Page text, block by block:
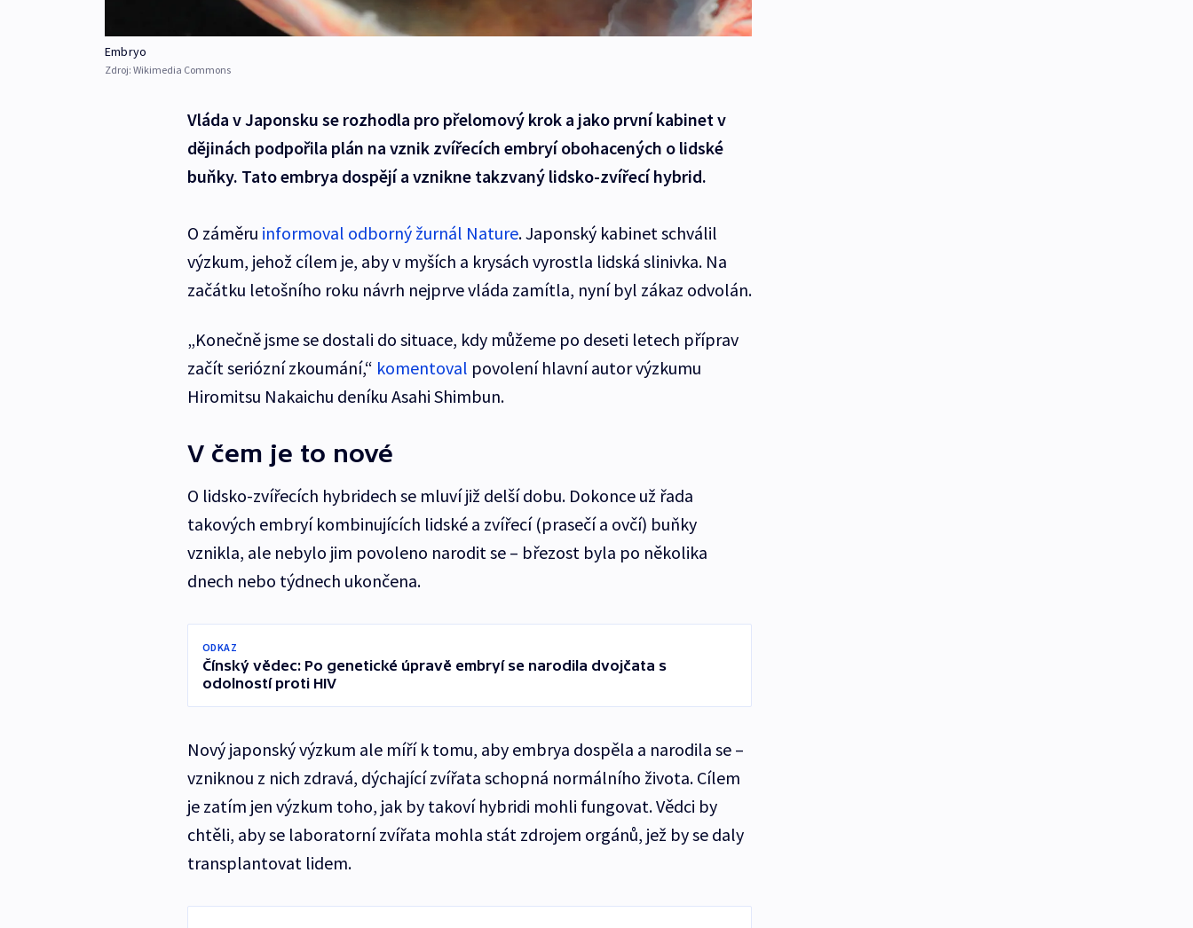
Embryo
Zdroj: Wikimedia Commons
Vláda v Japonsku se rozhodla pro přelomový krok a jako první kabinet v
dějinách podpořila plán na vznik zvířecích embryí obohacených o lidské
buňky. Tato embrya dospějí a vznikne takzvaný lidsko-zvířecí hybrid.
O záměru informoval odborný žurnál Nature. Japonský kabinet schválil
výzkum, jehož cílem je, aby v myších a krysách vyrostla lidská slinivka. Na
začátku letošního roku návrh nejprve vláda zamítla, nyní byl zákaz odvolán.
„Konečně jsme se dostali do situace, kdy můžeme po deseti letech příprav
začít seriózní zkoumání,“ komentoval povolení hlavní autor výzkumu
Hiromitsu Nakaichu deníku Asahi Shimbun.
V čem je to nové
O lidsko-zvířecích hybridech se mluví již delší dobu. Dokonce už řada
takových embryí kombinujících lidské a zvířecí (prasečí a ovčí) buňky
vznikla, ale nebylo jim povoleno narodit se – březost byla po několika
dnech nebo týdnech ukončena.
ODKAZ
Čínský vědec: Po genetické úpravě embryí se narodila dvojčata s
odolností proti HIV
Nový japonský výzkum ale míří k tomu, aby embrya dospěla a narodila se –
vzniknou z nich zdravá, dýchající zvířata schopná normálního života. Cílem
je zatím jen výzkum toho, jak by takoví hybridi mohli fungovat. Vědci by
chtěli, aby se laboratorní zvířata mohla stát zdrojem orgánů, jež by se daly
transplantovat lidem.